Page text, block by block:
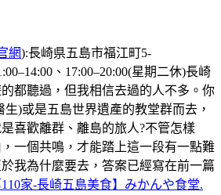
網):長崎県五島市福江町5-
、17:00–20:00(星期二休)長崎
都聽過，但我相信去過的人不多。你
)或是五島世界遺產的教堂群而去，
喜歡離群、離島的旅人?不管怎樣
一個共鳴，才能踏上這一段有一點難
我為什麼要去，答案已經寫在前一篇
家-長崎五島美食】みかんや食堂.